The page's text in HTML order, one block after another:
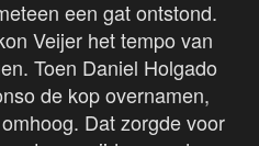
een gat ontstond.
Veijer het tempo van
Toen Daniel Holgado
de kop overnamen,
Dat zorgde voor